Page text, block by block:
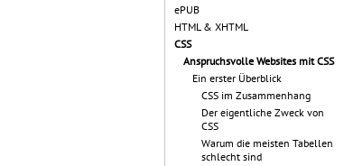
ePUB
HTML & XHTML
CSS
Anspruchsvolle Websites mit CSS
Ein erster Überblick
CSS im Zusammenhang
Der eigentliche Zweck von
CSS
Warum die meisten Tabellen
schlecht sind